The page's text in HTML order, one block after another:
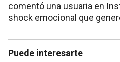
comentó una usuaria en
shock emocional que
Puede interesarte